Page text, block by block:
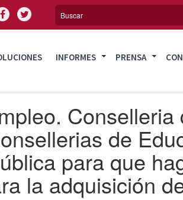
INFORMES PRENSA
Conselleria
de
para que
la adquisición